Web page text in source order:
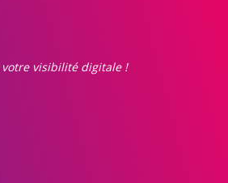
visibilité digitale !